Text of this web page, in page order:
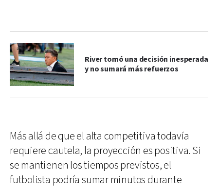
River tomó una decisión inesperada
y no sumará más refuerzos
Más allá de que el alta competitiva todavía
requiere cautela, la proyección es positiva. Si
se mantienen los tiempos previstos, el
futbolista podría sumar minutos durante